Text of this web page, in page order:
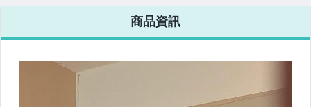
片簾 裝飾簾 可
可訂製對開【Ah
更美居家復古選
【更美歐洲傢飾
古董老件
Amazing
House】台南
美居家復古選
商品資訊